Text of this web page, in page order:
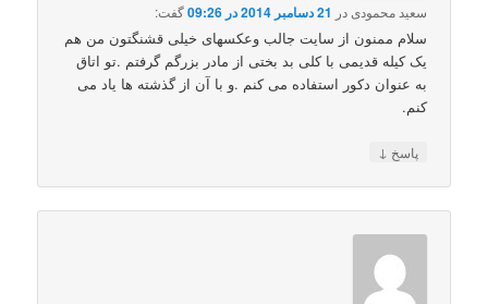
سعید محمودی در 21 دسامبر 2014 در 09:26 گفت:
سلام ممنون از سایت جالب وعکسهای خیلی قشنگتون من هم
یک کیله قدیمی با کلی بد بختی از مادر بزرگم گرفتم .تو اتاق
به عنوان دکور استفاده می کنم .و با آن از گذشته ها یاد می
کنم.
پاسخ ↓